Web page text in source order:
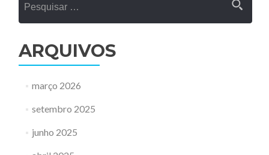
por:
ARQUIVOS
março 2026
setembro 2025
junho 2025